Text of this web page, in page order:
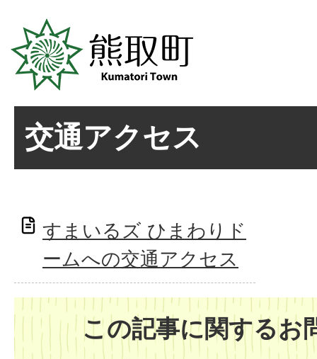
交通アクセス
すまいるズ ひまわりド
ームへの交通アクセス
この記事に関するお